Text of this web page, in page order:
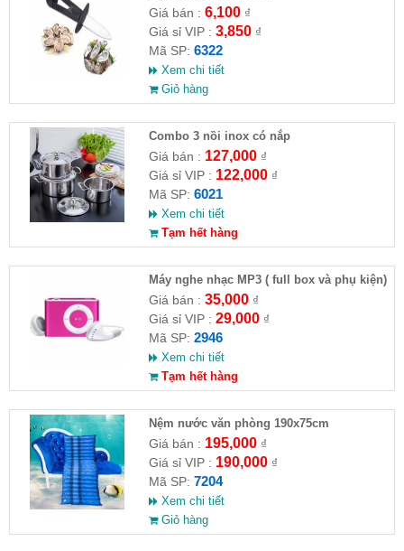
Giá bán : 6,100₫
Giá sỉ VIP : 3,850₫
Mã SP: 6322
Xem chi tiết
Giỏ hàng
Combo 3 nồi inox có nắp
Giá bán : 127,000₫
Giá sỉ VIP : 122,000₫
Mã SP: 6021
Xem chi tiết
Tạm hết hàng
Máy nghe nhạc MP3 ( full box và phụ kiện)
Giá bán : 35,000₫
Giá sỉ VIP : 29,000₫
Mã SP: 2946
Xem chi tiết
Tạm hết hàng
Nệm nước văn phòng 190x75cm
Giá bán : 195,000₫
Giá sỉ VIP : 190,000₫
Mã SP: 7204
Xem chi tiết
Giỏ hàng